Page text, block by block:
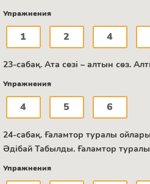
Упражнения
1 2 4
23-сабақ. Ата сөзі – алтын сөз.
Упражнения
4 5 6
24-сабақ. Ғаламтор туралы
Әдібай Табылды. Ғаламтор
Упражнения